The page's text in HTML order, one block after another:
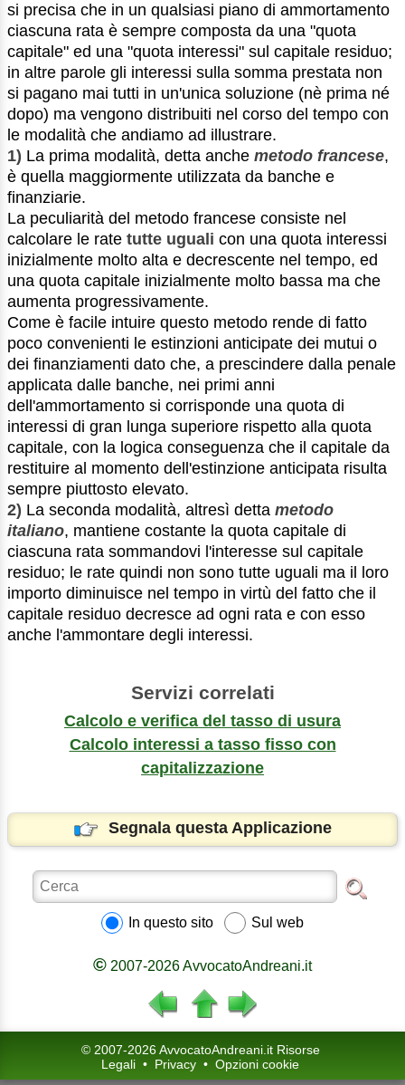
si precisa che in un qualsiasi piano di ammortamento
ciascuna rata è sempre composta da una "quota
capitale" ed una "quota interessi" sul capitale residuo;
in altre parole gli interessi sulla somma prestata non
si pagano mai tutti in un'unica soluzione (nè prima né
dopo) ma vengono distribuiti nel corso del tempo con
le modalità che andiamo ad illustrare.
1) La prima modalità, detta anche metodo francese,
è quella maggiormente utilizzata da banche e
finanziarie.
La peculiarità del metodo francese consiste nel
calcolare le rate tutte uguali con una quota interessi
inizialmente molto alta e decrescente nel tempo, ed
una quota capitale inizialmente molto bassa ma che
aumenta progressivamente.
Come è facile intuire questo metodo rende di fatto
poco convenienti le estinzioni anticipate dei mutui o
dei finanziamenti dato che, a prescindere dalla penale
applicata dalle banche, nei primi anni
dell'ammortamento si corrisponde una quota di
interessi di gran lunga superiore rispetto alla quota
capitale, con la logica conseguenza che il capitale da
restituire al momento dell'estinzione anticipata risulta
sempre piuttosto elevato.
2) La seconda modalità, altresì detta metodo
italiano, mantiene costante la quota capitale di
ciascuna rata sommandovi l'interesse sul capitale
residuo; le rate quindi non sono tutte uguali ma il loro
importo diminuisce nel tempo in virtù del fatto che il
capitale residuo decresce ad ogni rata e con esso
anche l'ammontare degli interessi.
Servizi correlati
Calcolo e verifica del tasso di usura
Calcolo interessi a tasso fisso con
capitalizzazione
Segnala questa Applicazione
In questo sito Sul web
© 2007-2026 AvvocatoAndreani.it
© 2007-2026 AvvocatoAndreani.it Risorse
Legali • Privacy • Opzioni cookie